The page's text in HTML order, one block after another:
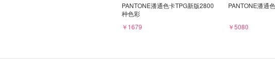
PANTONE潘通色卡TPG新版2800
种色彩
￥1679
PANTONE潘通
￥5080